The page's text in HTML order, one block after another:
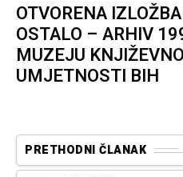
OTVORENA
OSTALO – ARHIV
MUZEJU
UMJETNOSTI BIH
PRETHODNI ČLANAK